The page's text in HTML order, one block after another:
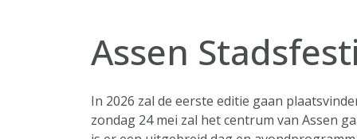
Assen
In 2026 zal de eerste editie gaan
zondag 24 mei zal het centrum van Assen